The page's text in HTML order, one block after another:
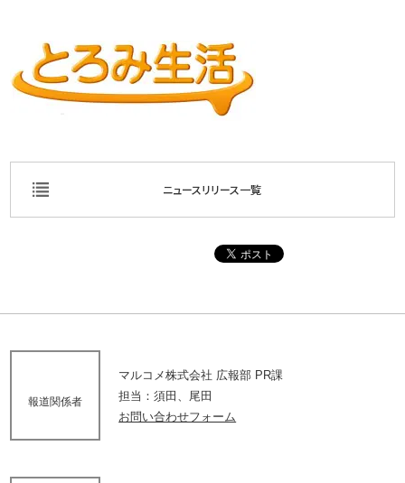
ニュースリリース一覧
報道関係者
マルコメ株式会社 広報部 PR課
担当：須田、尾田
お問い合わせフォーム